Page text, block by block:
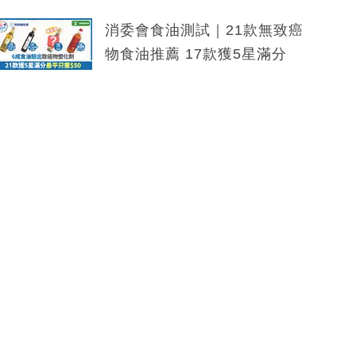
消委會食油測試｜21款無致癌
物食油推薦 17款獲5星滿分